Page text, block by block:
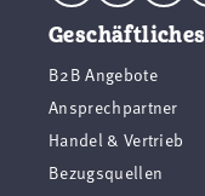
Geschäftliches
B2B Angebote
Ansprechpartner
Handel & Vertrieb
Bezugsquellen